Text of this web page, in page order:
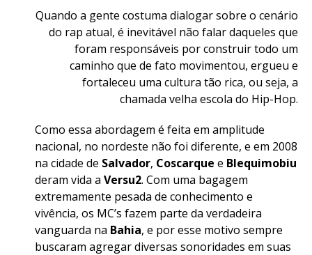
Quando a gente costuma dialogar sobre o cenário
do rap atual, é inevitável não falar daqueles que
foram responsáveis por construir todo um
caminho que de fato movimentou, ergueu e
fortaleceu uma cultura tão rica, ou seja, a
chamada velha escola do Hip-Hop.
Como essa abordagem é feita em amplitude
nacional, no nordeste não foi diferente, e em 2008
na cidade de Salvador, Coscarque e Blequimobiu
deram vida a Versu2. Com uma bagagem
extremamente pesada de conhecimento e
vivência, os MC’s fazem parte da verdadeira
vanguarda na Bahia, e por esse motivo sempre
buscaram agregar diversas sonoridades em suas